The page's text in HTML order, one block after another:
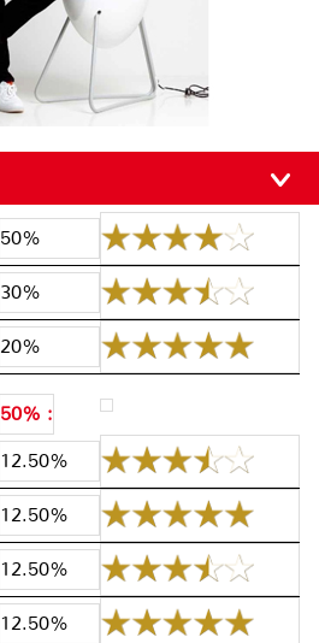
50%
30%
20%
50% :
12.50%
12.50%
12.50%
12.50%